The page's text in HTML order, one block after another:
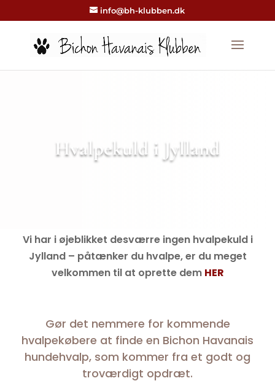
info@bh-klubben.dk
Hvalpekuld i Jylland
Vi har i øjeblikket desværre ingen hvalpekuld i
Jylland – påtænker du hvalpe, er du meget
velkommen til at oprette dem HER
Gør det nemmere for kommende
hvalpekøbere at finde en Bichon Havanais
hundehvalp, som kommer fra et godt og
troværdigt opdræt.